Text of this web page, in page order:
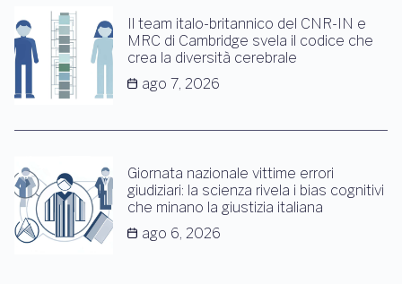
Il team italo-britannico del CNR-IN e
MRC di Cambridge svela il codice che
crea la diversità cerebrale
ago 7, 2026
Giornata nazionale vittime errori
giudiziari: la scienza rivela i bias cognitivi
che minano la giustizia italiana
ago 6, 2026